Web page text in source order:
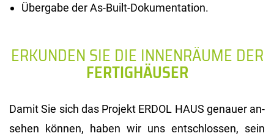
Übergabe der As-Built-Dokumentation.
ERKUNDEN SIE DIE INNENRÄUME DER
FERTIGHÄUSER
Damit Sie sich das Pro­jekt ERDOL HAUS ge­nau­er an­
se­hen kön­nen, haben wir uns ent­schlos­sen, sein